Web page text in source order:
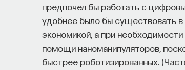
предпочел бы работать с
удобнее было бы существовать
экономикой, а при
помощи наноманипуляторов,
быстрее роботизированных.